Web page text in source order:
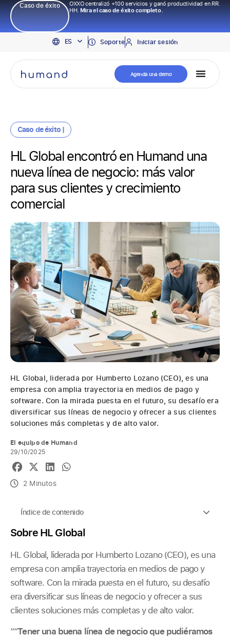
Caso de éxito
OXXO centralizó +100 servicios y ganó productividad en RR.
HH.Mira el caso de éxito completo.
ES
EN
PT
Soporte Iniciar sesión
Agenda una demo
Caso de éxito |
HL Global encontró en Humand una
nueva línea de negocio: más valor
para sus clientes y crecimiento
comercial
HL Global, liderada por Humberto Lozano (CEO), es una
empresa con amplia trayectoria en medios de pago y
software. Con la mirada puesta en el futuro, su desafío era
diversificar sus líneas de negocio y ofrecer a sus clientes
soluciones más completas y de alto valor.
El equipo de Humand
29/10/2025
2 Minutos
Índice de contenido
Sobre HL Global
HL Global, liderada por Humberto Lozano (CEO), es una
empresa con amplia trayectoria en medios de pago y
software. Con la mirada puesta en el futuro, su desafío
era diversificar sus líneas de negocio y ofrecer a sus
clientes soluciones más completas y de alto valor.
““Tener una buena línea de negocio que pudiéramos